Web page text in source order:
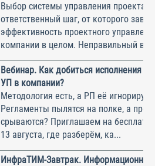
Выбор системы управления
ответственный шаг, от которого
эффективность проектного
компании в целом. Неправильный
Вебинар. Как добиться исполнения
УП в компании?
Методология есть, а РП её
Регламенты пылятся на полке, а
срываются? Приглашаем на
13 августа, где разберём, ка...
ИнфраТИМ-Завтрак.